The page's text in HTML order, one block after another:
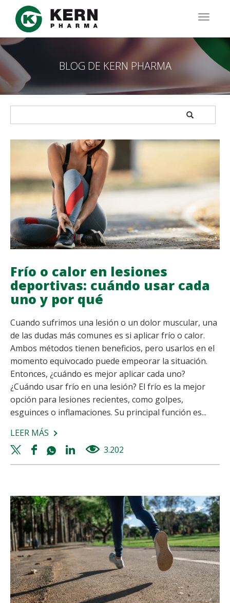
Pasar
contenido
principal
BLOG DE KERN PHARMA
APPLY
Frío o calor en lesiones
deportivas: cuándo usar cada
uno y por qué
Cuando sufrimos una lesión o un dolor muscular, una
de las dudas más comunes es si aplicar frío o calor.
Ambos métodos tienen beneficios, pero usarlos en el
momento equivocado puede empeorar la situación.
Entonces, ¿cuándo es mejor aplicar cada uno?
¿Cuándo usar frío en una lesión? El frío es la mejor
opción para lesiones recientes, como golpes,
esguinces o inflamaciones. Su principal función es...
LEER MÁS SOBRE
FRÍO
O
LESIONES
DEPORTIVAS:
CUÁNDO
USAR
CADA
UNO
Y
POR
QUÉ
Twitter
share
Facebook
share
Whatsapp
share
Linkedin
share
3.202